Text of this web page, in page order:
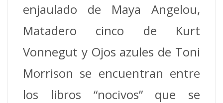
enjaulado de Maya Angelou,
Matadero cinco de Kurt
Vonnegut y Ojos azules de Toni
Morrison se encuentran entre
los libros “nocivos” que se